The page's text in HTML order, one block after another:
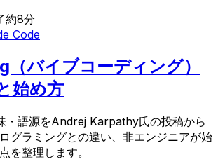
約8分
Code
バイブコーディング）
始め方
・語源をAndrej Karpathy氏の投稿から
グラミングとの違い、非エンジニアが始
を整理します。